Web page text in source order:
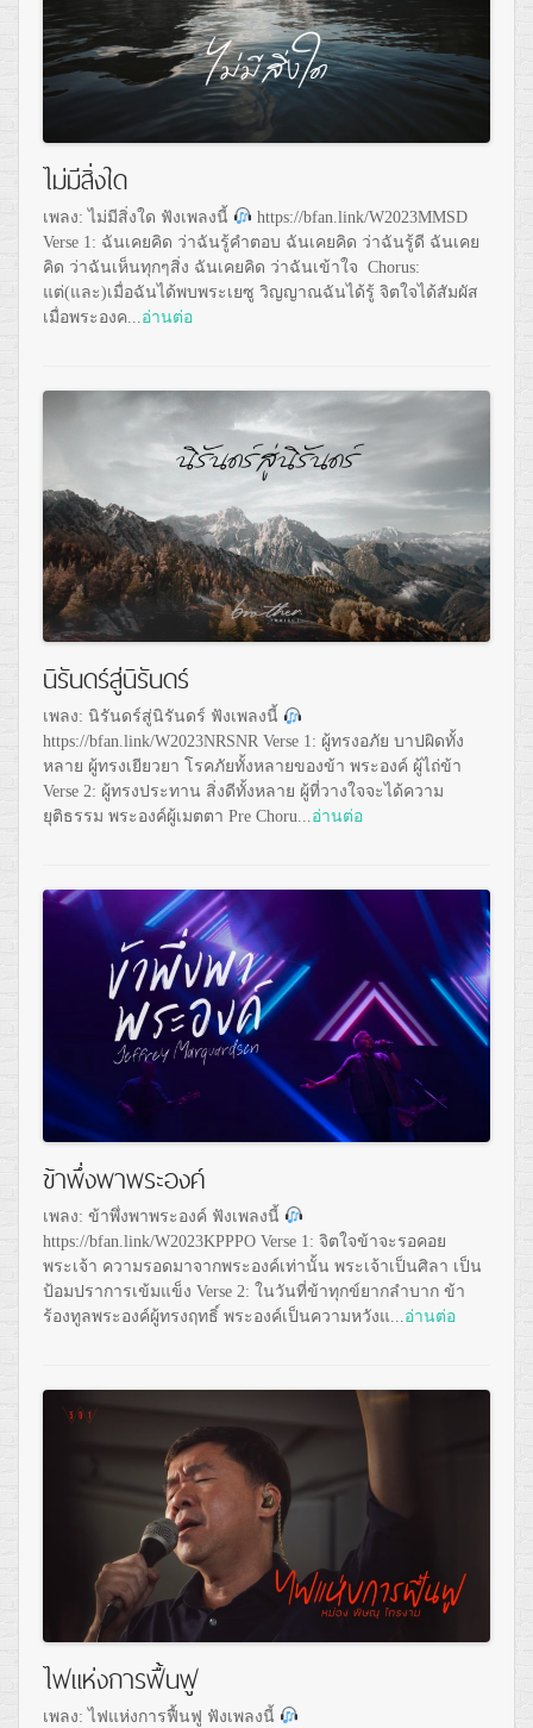
ไม่มีสิ่งใด
เพลง: ไม่มีสิ่งใด ฟังเพลงนี้
https://bfan.link/W2023MMSD
Verse 1: ฉันเคยคิด ว่าฉันรู้คำตอบ ฉันเคยคิด ว่าฉันรู้ดี ฉันเคย
คิด ว่าฉันเห็นทุกๆสิ่ง ฉันเคยคิด ว่าฉันเข้าใจ Chorus:
แต่(และ)เมื่อฉันได้พบพระเยซู วิญญาณฉันได้รู้ จิตใจได้สัมผัส
เมื่อพระองค... อ่านต่อ
นิรันดร์สู่นิรันดร์
เพลง: นิรันดร์สู่นิรันดร์ ฟังเพลงนี้
https://bfan.link/W2023NRSNR Verse 1: ผู้ทรงอภัย บาปผิดทั้ง
หลาย ผู้ทรงเยียวยา โรคภัยทั้งหลายของข้า พระองค์ ผู้ไถ่ข้า
Verse 2: ผู้ทรงประทาน สิ่งดีทั้งหลาย ผู้ที่วางใจจะได้ความ
ยุติธรรม พระองค์ผู้เมตตา Pre Choru...อ่านต่อ
ข้าพึ่งพาพระองค์
เพลง: ข้าพึ่งพาพระองค์ ฟังเพลงนี้
https://bfan.link/W2023KPPPO Verse 1: จิตใจข้าจะรอคอย
พระเจ้า ความรอดมาจากพระองค์เท่านั้น พระเจ้าเป็นศิลา เป็น
ป้อมปราการเข้มแข็ง Verse 2: ในวันที่ข้าทุกข์ยากลำบาก ข้า
ร้องทูลพระองค์ผู้ทรงฤทธิ์ พระองค์เป็นความหวังแ... อ่านต่อ
ไฟแห่งการฟื้นฟู
เพลง: ไฟแห่งการฟื้นฟู ฟังเพลงนี้